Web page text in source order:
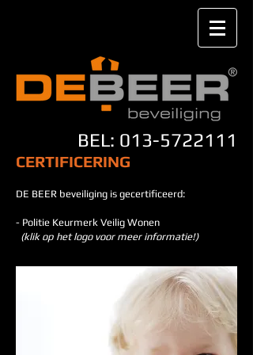
BEL: 013-5722111
CERTIFICERING
DE BEER beveiliging is gecertificeerd:
- Politie Keurmerk Veilig Wonen
(klik op het logo voor meer informatie!)